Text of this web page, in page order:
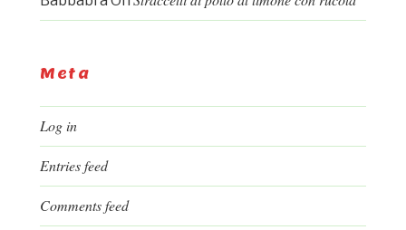
Meta
Log in
Entries feed
Comments feed